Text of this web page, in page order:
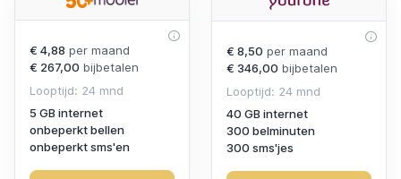
€ 4,88 per maand
€ 267,00 bijbetalen
Looptijd: 24 mnd
5 GB internet
onbeperkt bellen
onbeperkt sms'en
€ 8,50 per maand
€ 346,00 bijbetalen
Looptijd: 24 mnd
40 GB internet
300 belminuten
300 sms'jes